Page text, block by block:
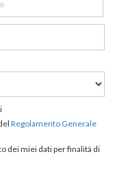
Regolamento Generale
dei miei dati per finalità di